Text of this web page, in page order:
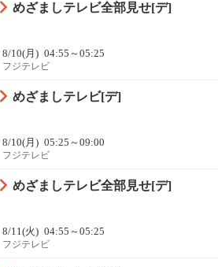
めざましテレビ全部見せ[デ]
8/10(月) 04:55～05:25
フジテレビ
めざましテレビ[デ]
8/10(月) 05:25～09:00
フジテレビ
めざましテレビ全部見せ[デ]
8/11(火) 04:55～05:25
フジテレビ